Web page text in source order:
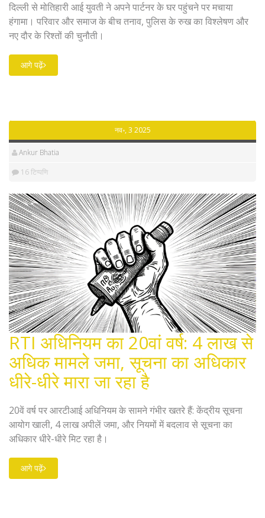
दिल्ली से मोतिहारी आई युवती ने अपने पार्टनर के घर पहुंचने पर मचाया
हंगामा। परिवार और समाज के बीच तनाव, पुलिस के रुख का विश्लेषण और
नए दौर के रिश्तों की चुनौती।
आगे पढ़ें
नव॰, 3 2025
Ankur Bhatia
16 टिप्पणि
RTI अधिनियम का 20वां वर्ष: 4 लाख से
अधिक मामले जमा, सूचना का अधिकार
धीरे-धीरे मारा जा रहा है
20वें वर्ष पर आरटीआई अधिनियम के सामने गंभीर खतरे हैं: केंद्रीय सूचना
आयोग खाली, 4 लाख अपीलें जमा, और नियमों में बदलाव से सूचना का
अधिकार धीरे-धीरे मिट रहा है।
आगे पढ़ें